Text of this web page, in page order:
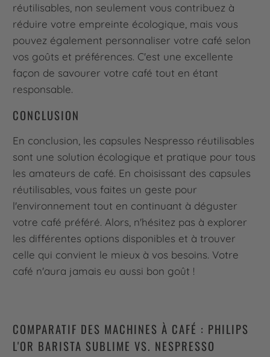
réutilisables, non seulement vous contribuez à
réduire votre empreinte écologique, mais vous
pouvez également personnaliser votre café selon
vos goûts et préférences. C'est une excellente
façon de savourer votre café tout en étant
responsable.
CONCLUSION
En conclusion, les capsules Nespresso réutilisables
sont une solution écologique et pratique pour tous
les amateurs de café. En choisissant des capsules
réutilisables, vous faites un geste pour
l'environnement tout en continuant à déguster
votre café préféré. Alors, n'hésitez pas à explorer
les différentes options disponibles et à trouver
celle qui convient le mieux à vos besoins. Votre
café n'aura jamais eu aussi bon goût !
COMPARATIF DES MACHINES À CAFÉ : PHILIPS
L'OR BARISTA SUBLIME VS. NESPRESSO